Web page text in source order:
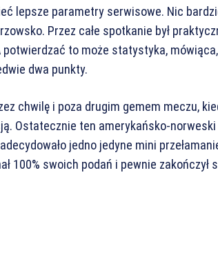
lepsze parametry serwisowe. Nic
Przez całe spotkanie był
to może statystyka,
dwa punkty.
chwilę i poza drugim gemem meczu,
Ostatecznie ten amerykańsko-
jedno jedyne mini
100% swoich podań i pewnie zakończył